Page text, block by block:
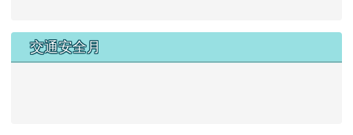
愛迪生